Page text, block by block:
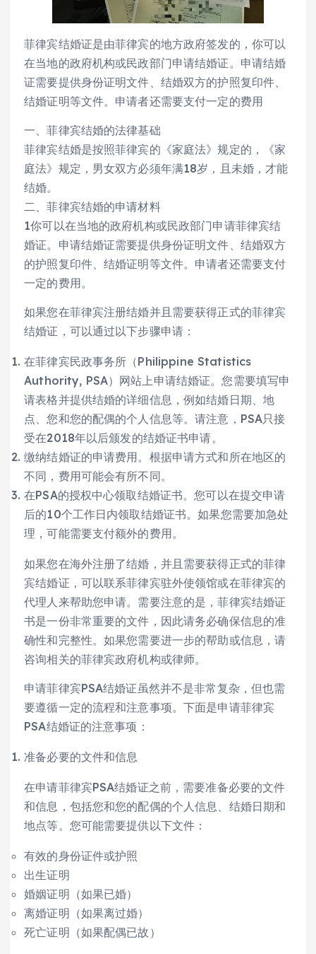
菲律宾结婚证是由菲律宾的地方政府签发的，你可以
在当地的政府机构或民政部门申请结婚证。申请结婚
证需要提供身份证明文件、结婚双方的护照复印件、
结婚证明等文件。申请者还需要支付一定的费用
一、菲律宾结婚的法律基础
菲律宾结婚是按照菲律宾的《家庭法》规定的，《家
庭法》规定，男女双方必须年满18岁，且未婚，才能
结婚。
二、菲律宾结婚的申请材料
1你可以在当地的政府机构或民政部门申请菲律宾结
婚证。申请结婚证需要提供身份证明文件、结婚双方
的护照复印件、结婚证明等文件。申请者还需要支付
一定的费用。
如果您在菲律宾注册结婚并且需要获得正式的菲律宾
结婚证，可以通过以下步骤申请：
在菲律宾民政事务所（Philippine Statistics
Authority, PSA）网站上申请结婚证。您需要填写申
请表格并提供结婚的详细信息，例如结婚日期、地
点、您和您的配偶的个人信息等。请注意，PSA只接
受在2018年以后颁发的结婚证书申请。
缴纳结婚证的申请费用。根据申请方式和所在地区的
不同，费用可能会有所不同。
在PSA的授权中心领取结婚证书。您可以在提交申请
后的10个工作日内领取结婚证书。如果您需要加急处
理，可能需要支付额外的费用。
如果您在海外注册了结婚，并且需要获得正式的菲律
宾结婚证，可以联系菲律宾驻外使领馆或在菲律宾的
代理人来帮助您申请。需要注意的是，菲律宾结婚证
书是一份非常重要的文件，因此请务必确保信息的准
确性和完整性。如果您需要进一步的帮助或信息，请
咨询相关的菲律宾政府机构或律师。
申请菲律宾PSA结婚证虽然并不是非常复杂，但也需
要遵循一定的流程和注意事项。下面是申请菲律宾
PSA结婚证的注意事项：
准备必要的文件和信息
在申请菲律宾PSA结婚证之前，需要准备必要的文件
和信息，包括您和您的配偶的个人信息、结婚日期和
地点等。您可能需要提供以下文件：
有效的身份证件或护照
出生证明
婚姻证明（如果已婚）
离婚证明（如果离过婚）
死亡证明（如果配偶已故）